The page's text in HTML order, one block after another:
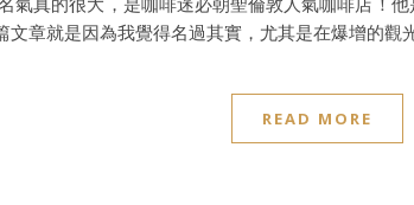
文章就是因為我覺得名過其實，尤其是在爆增的觀
READ MORE